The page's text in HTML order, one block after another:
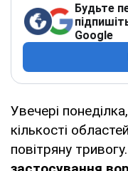
Будьте
Google
Увечері
кількості
повітряну